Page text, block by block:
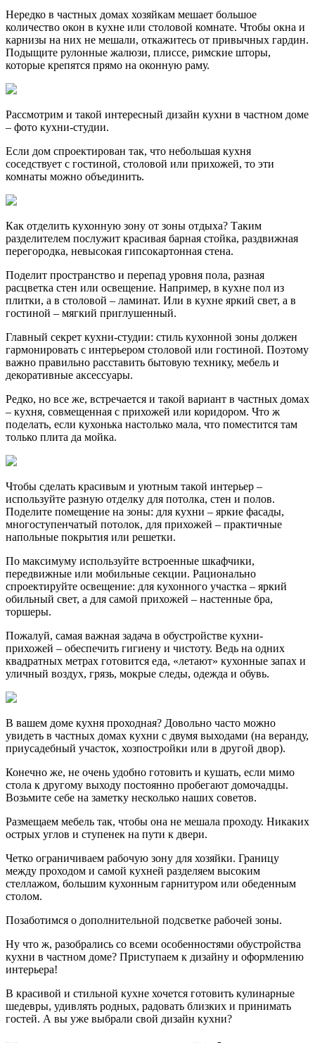
Нередко в частных домах хозяйкам мешает большое
количество окон в кухне или столовой комнате. Чтобы окна и
карнизы на них не мешали, откажитесь от привычных гардин.
Подыщите рулонные жалюзи, плиссе, римские шторы,
которые крепятся прямо на оконную раму.
Рассмотрим и такой интересный дизайн кухни в частном доме
– фото кухни-студии.
Если дом спроектирован так, что небольшая кухня
соседствует с гостиной, столовой или прихожей, то эти
комнаты можно объединить.
Как отделить кухонную зону от зоны отдыха? Таким
разделителем послужит красивая барная стойка, раздвижная
перегородка, невысокая гипсокартонная стена.
Поделит пространство и перепад уровня пола, разная
расцветка стен или освещение. Например, в кухне пол из
плитки, а в столовой – ламинат. Или в кухне яркий свет, а в
гостиной – мягкий приглушенный.
Главный секрет кухни-студии: стиль кухонной зоны должен
гармонировать с интерьером столовой или гостиной. Поэтому
важно правильно расставить бытовую технику, мебель и
декоративные аксессуары.
Редко, но все же, встречается и такой вариант в частных домах
– кухня, совмещенная с прихожей или коридором. Что ж
поделать, если кухонька настолько мала, что поместится там
только плита да мойка.
Чтобы сделать красивым и уютным такой интерьер –
используйте разную отделку для потолка, стен и полов.
Поделите помещение на зоны: для кухни – яркие фасады,
многоступенчатый потолок, для прихожей – практичные
напольные покрытия или решетки.
По максимуму используйте встроенные шкафчики,
передвижные или мобильные секции. Рационально
спроектируйте освещение: для кухонного участка – яркий
обильный свет, а для самой прихожей – настенные бра,
торшеры.
Пожалуй, самая важная задача в обустройстве кухни-
прихожей – обеспечить гигиену и чистоту. Ведь на одних
квадратных метрах готовится еда, «летают» кухонные запах и
уличный воздух, грязь, мокрые следы, одежда и обувь.
В вашем доме кухня проходная? Довольно часто можно
увидеть в частных домах кухни с двумя выходами (на веранду,
приусадебный участок, хозпостройки или в другой двор).
Конечно же, не очень удобно готовить и кушать, если мимо
стола к другому выходу постоянно пробегают домочадцы.
Возьмите себе на заметку несколько наших советов.
Размещаем мебель так, чтобы она не мешала проходу. Никаких
острых углов и ступенек на пути к двери.
Четко ограничиваем рабочую зону для хозяйки. Границу
между проходом и самой кухней разделяем высоким
стеллажом, большим кухонным гарнитуром или обеденным
столом.
Позаботимся о дополнительной подсветке рабочей зоны.
Ну что ж, разобрались со всеми особенностями обустройства
кухни в частном доме? Приступаем к дизайну и оформлению
интерьера!
В красивой и стильной кухне хочется готовить кулинарные
шедевры, удивлять родных, радовать близких и принимать
гостей. А вы уже выбрали свой дизайн кухни?